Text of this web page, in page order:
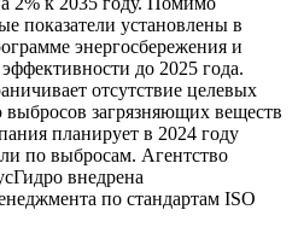
показатели установлены в
энергосбережения и
до 2025 года.
отсутствие целевых
загрязняющих веществ
планирует в 2024 году
по выбросам. Агентство
внедрена
по стандартам ISO